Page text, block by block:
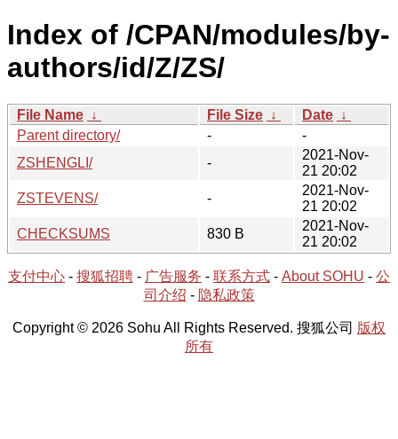
Index of /CPAN/modules/by-
authors/id/Z/ZS/
File Name ↓ File Size ↓ Date ↓
Parent directory/
-
-
ZSHENGLI/
-
2021-Nov-
21 20:02
ZSTEVENS/
-
2021-Nov-
21 20:02
CHECKSUMS
830 B
2021-Nov-
21 20:02
支付中心 - 搜狐招聘 - 广告服务 - 联系方式 - About SOHU - 公
司介绍 - 隐私政策
Copyright © 2026 Sohu All Rights Reserved. 搜狐公司 版权
所有